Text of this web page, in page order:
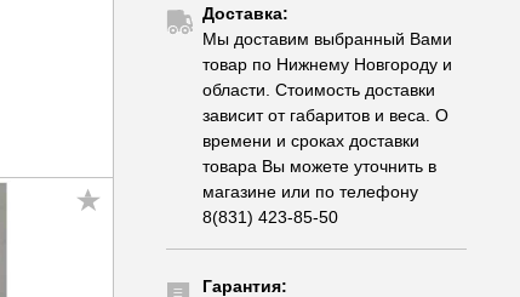
Доставка:
Мы доставим выбранный Вами
товар по Нижнему Новгороду и
области. Стоимость доставки
зависит от габаритов и веса. О
времени и сроках доставки
товара Вы можете уточнить в
магазине или по телефону
8(831) 423-85-50
Гарантия: